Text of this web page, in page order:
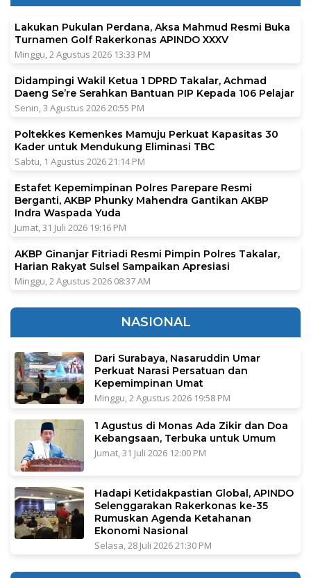
Lakukan Pukulan Perdana, Aksa Mahmud Resmi Buka
Turnamen Golf Rakerkonas APINDO XXXV
Minggu, 2 Agustus 2026 13:33 PM
Didampingi Wakil Ketua 1 DPRD Takalar, Achmad
Daeng Se’re Serahkan Bantuan PIP Kepada 106 Pelajar
Senin, 3 Agustus 2026 20:55 PM
Poltekkes Kemenkes Mamuju Perkuat Kapasitas 30
Kader untuk Mendukung Eliminasi TBC
Sabtu, 1 Agustus 2026 21:14 PM
Estafet Kepemimpinan Polres Parepare Resmi
Berganti, AKBP Phunky Mahendra Gantikan AKBP
Indra Waspada Yuda
Jumat, 31 Juli 2026 19:16 PM
AKBP Ginanjar Fitriadi Resmi Pimpin Polres Takalar,
Harian Rakyat Sulsel Sampaikan Apresiasi
Minggu, 2 Agustus 2026 08:37 AM
NASIONAL
Dari Surabaya, Nasaruddin Umar
Perkuat Narasi Persatuan dan
Kepemimpinan Umat
Minggu, 2 Agustus 2026 19:58 PM
1 Agustus di Monas Ada Zikir dan Doa
Kebangsaan, Terbuka untuk Umum
Jumat, 31 Juli 2026 12:00 PM
Hadapi Ketidakpastian Global, APINDO
Selenggarakan Rakerkonas ke-35
Rumuskan Agenda Ketahanan
Ekonomi Nasional
Selasa, 28 Juli 2026 21:30 PM